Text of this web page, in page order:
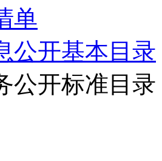
单
公开基本目录
公开标准目